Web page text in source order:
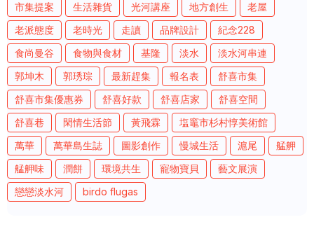
市集提案
生活雜貨 光河講座 地方創生
老屋
老派態度
老時光 走讀 品牌設計
紀念228
食尚曼谷
食物與食材 基隆 淡水
淡水河串連
郭坤木
郭琇琮 最新趕集 報名表
舒喜市集
舒喜市集優惠券
舒喜好款 舒喜店家
舒喜空間
舒喜巷
閑情生活節 黃飛霖
塩竈市杉村惇美術館
萬華
萬華島生誌 圖影創作 慢城生活 滬尾
艋舺
艋舺味
潤餅 環境共生 寵物寶貝
藝文展演
戀戀淡水河
birdo flugas